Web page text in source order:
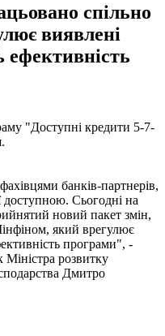
спільно
виявлені
ефективність
"Доступні кредити 5-7-
банків-партнерів,
доступною. Сьогодні на
новий пакет змін,
який врегулює
програми", -
розвитку
Дмитро